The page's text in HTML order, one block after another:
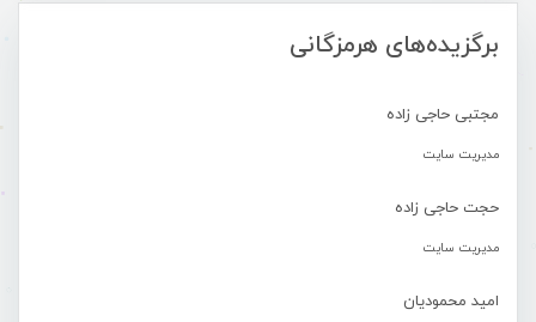
برگزیده‌های هرمزگانی
مجتبی حاجی زاده
مدیریت سایت
حجت حاجی زاده
مدیریت سایت
امید محمودیان